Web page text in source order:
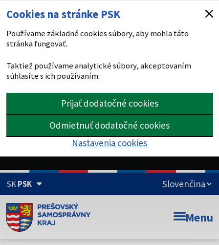
Cookies na stránke PSK
Používame základné cookies súbory, aby mohla táto
stránka fungovať.
Taktiež používame analytické súbory, akceptovaním
súhlasíte s ich používaním.
Prijať dodatočné cookies
Odmietnuť dodatočné cookies
Nastavenia cookies
SKPSK
Doména psk.sk je oficiálna
Toto je oficiálna webová stránka Prešovského
Menu